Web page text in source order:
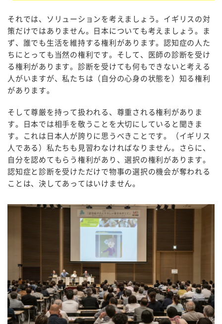
それでは、ソリューションを考えましょう。イギリスの対
策だけではありません。日本についても考えましょう。ま
ず、誰でも生活を維持する権利があります。認知症の人た
ちにとっても当然の権利です。そして、医師の診断を受け
る権利があります。診断を受けても何もできないと考える
人がいますが、私たちは（自分の心身の状態を）知る権利
があります。
そして尊厳を持って扱われる、尊重される権利がありま
す。日本では相手を敬うことを大切にしていると聞きま
す。これは日本人が誇りに思うべきことです。（イギリス
人である）私たちも見習わなければなりません。さらに、
自分を認めてもらう権利があり、選択の権利があります。
認知症と診断を受けただけで物事の選択の機会が奪われる
ことは、決してあってはいけません。